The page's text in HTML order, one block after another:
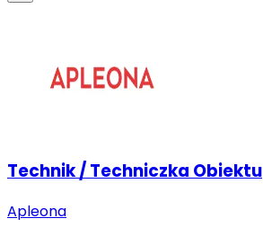
Technik / Techniczka Obiektu
Apleona